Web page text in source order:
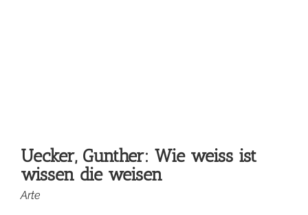
Uecker, Gunther: Wie weiss ist
wissen die weisen
Arte